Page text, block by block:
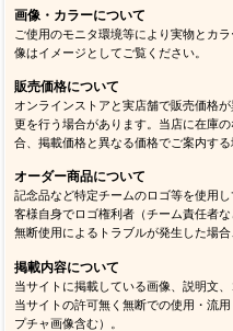
画像・カラーについて
ご使用のモニタ環境等により実物とカ
像はイメージとしてご覧ください。
販売価格について
オンラインストアと実店舗で販売価格
更を行う場合があります。当店に在庫
合、掲載価格と異なる価格でご案内する
オーダー商品について
記念品など特定チームのロゴ等を使用
客様自身でロゴ権利者（チーム責任者
無断使用によるトラブルが発生した場
掲載内容について
当サイトに掲載している画像、説明文
当サイトの許可無く無断での使用・流
プチャ画像含む）。